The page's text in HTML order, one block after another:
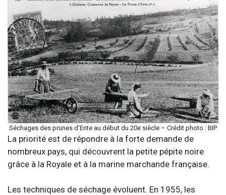
Séchages des prunes d’Ente au début du 20e siècle – Crédit photo : BIP
La priorité est de répondre à la forte demande de
nombreux pays, qui découvrent la petite pépite noire
grâce à la Royale et à la marine marchande française.
Les techniques de séchage évoluent. En 1955, les